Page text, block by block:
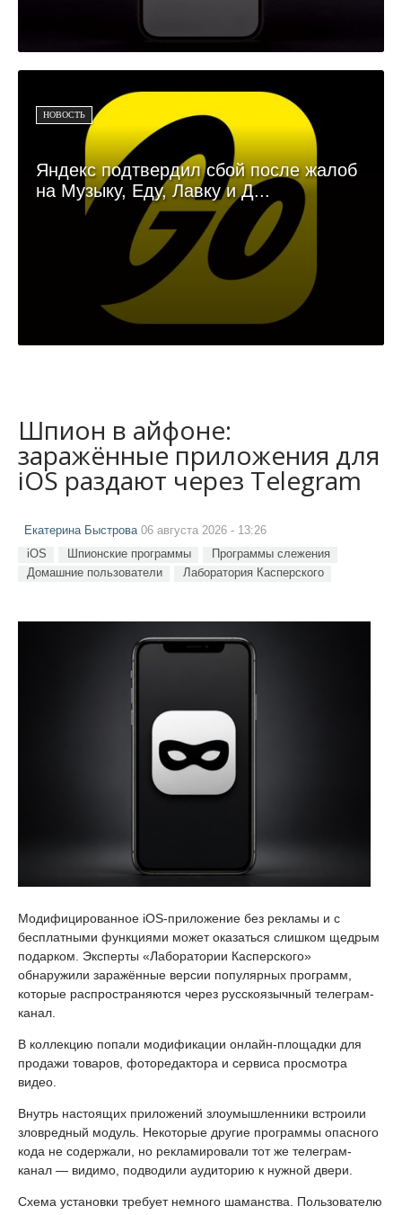
НОВОСТЬ
Яндекс подтвердил сбой после жалоб
на Музыку, Еду, Лавку и Д...
Шпион в айфоне:
заражённые приложения для
iOS раздают через Telegram
Екатерина Быстрова06 августа 2026 - 13:26
iOS Шпионские программы
Программы слежения
Домашние пользователи
Лаборатория Касперского
Модифицированное iOS-приложение без рекламы и с
бесплатными функциями может оказаться слишком щедрым
подарком. Эксперты «Лаборатории Касперского»
обнаружили заражённые версии популярных программ,
которые распространяются через русскоязычный телеграм-
канал.
В коллекцию попали модификации онлайн-площадки для
продажи товаров, фоторедактора и сервиса просмотра
видео.
Внутрь настоящих приложений злоумышленники встроили
зловредный модуль. Некоторые другие программы опасного
кода не содержали, но рекламировали тот же телеграм-
канал — видимо, подводили аудиторию к нужной двери.
Схема установки требует немного шаманства. Пользователю